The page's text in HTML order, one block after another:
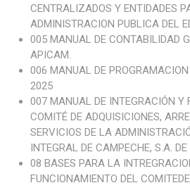
CENTRALIZADOS Y ENTIDADES
ADMINISTRACION PUBLICA DEL
005MANUAL DE CONTABILIDAD
APICAM.
006 MANUAL DE
2025
007 MANUAL DE INTEGRACIÓN Y
COMITÉ DE ADQUISICIONES,
SERVICIOS DE LA
INTEGRAL DE CAMPECHE, S.A. DE
08 BASES PARA LA
FUNCIONAMIENTO DEL